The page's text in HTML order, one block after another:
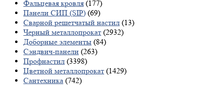
Фальцевая кровля (177)
Панели СИП (SIP) (69)
Сварной решетчатый настил (13)
Черный металлопрокат (2932)
Доборные элементы (84)
Сэндвич-панели (263)
Профнастил (3398)
Цветной металлопрокат (1429)
Сантехника (742)